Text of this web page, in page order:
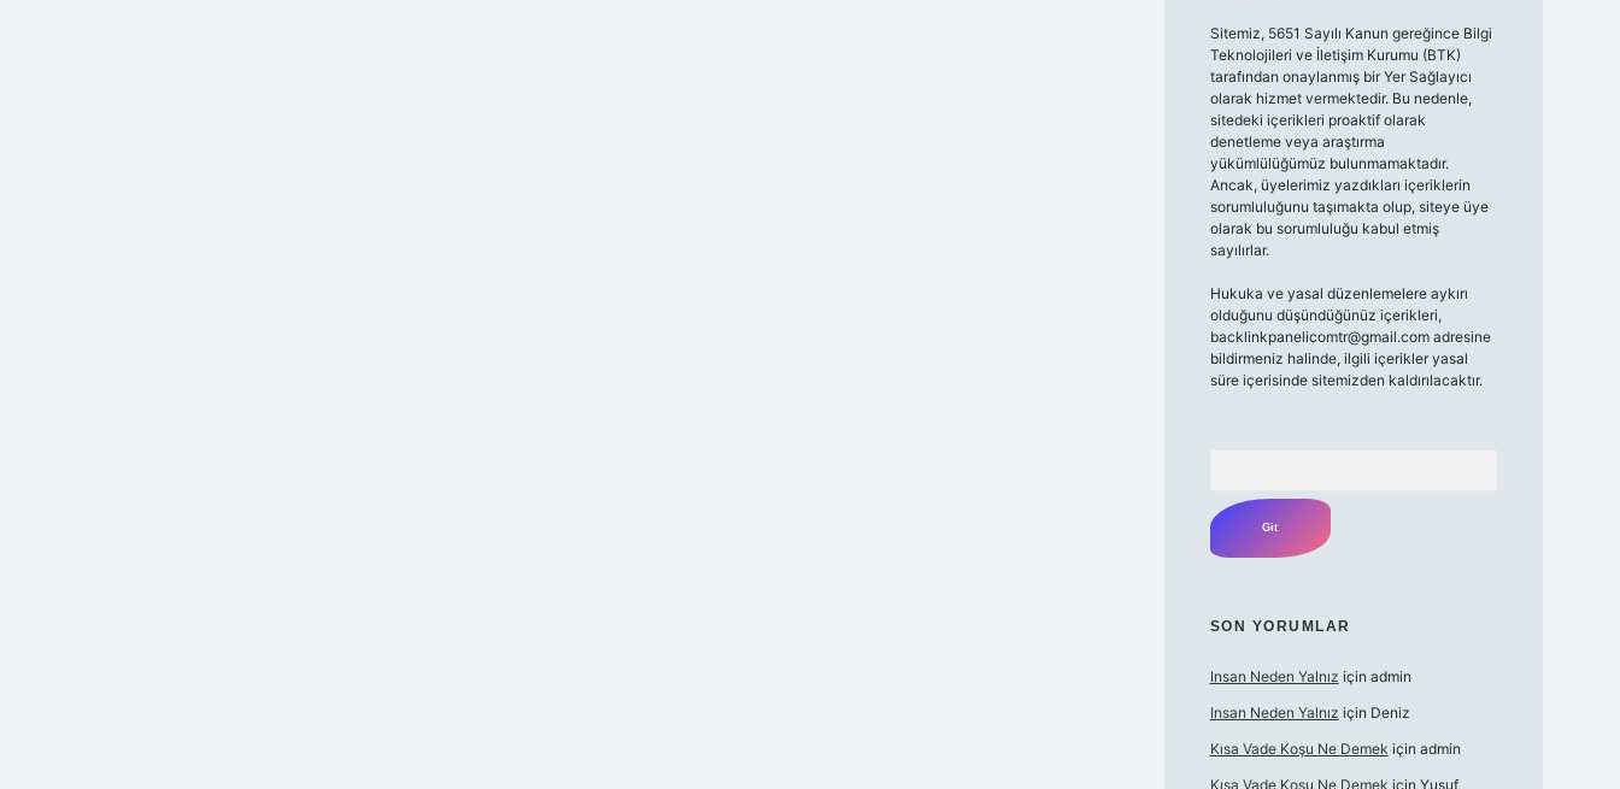
Sitemiz, 5651 Sayılı Kanun gereğince Bilgi
Teknolojileri ve İletişim Kurumu (BTK)
tarafından onaylanmış bir Yer Sağlayıcı
olarak hizmet vermektedir. Bu nedenle,
sitedeki içerikleri proaktif olarak
denetleme veya araştırma
yükümlülüğümüz bulunmamaktadır.
Ancak, üyelerimiz yazdıkları içeriklerin
sorumluluğunu taşımakta olup, siteye üye
olarak bu sorumluluğu kabul etmiş
sayılırlar.
Hukuka ve yasal düzenlemelere aykırı
olduğunu düşündüğünüz içerikleri,
backlinkpanelicomtr@gmail.comadresine
bildirmeniz halinde, ilgili içerikler yasal
süre içerisinde sitemizden kaldırılacaktır.
SON YORUMLAR
Insan Neden Yalnız için admin
Insan Neden Yalnız için Deniz
Kısa Vade Koşu Ne Demek için admin
Kısa Vade Koşu Ne Demek için Yusuf